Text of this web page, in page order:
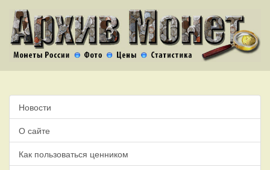
Новости
О сайте
Как пользоваться ценником